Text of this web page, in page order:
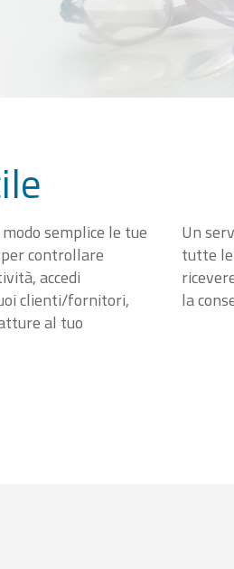
semplice le tue
controllare
accedi
clienti/fornitori,
al tuo
Un
tutte le
la